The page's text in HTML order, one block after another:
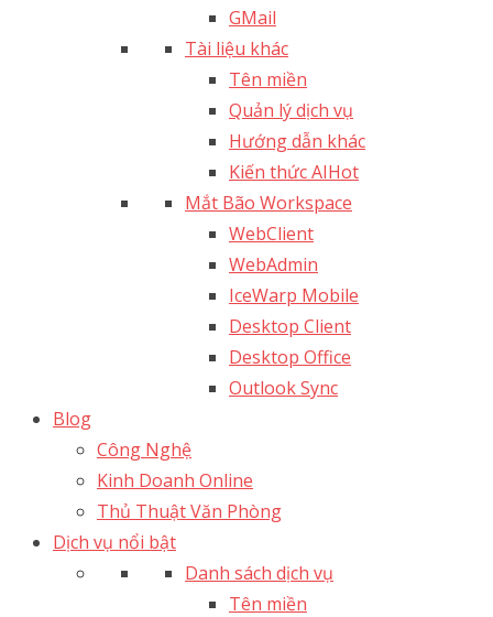
GMail
Tài liệu khác
Tên miền
Quản lý dịch vụ
Hướng dẫn khác
Kiến thức AIHot
Mắt Bão Workspace
WebClient
WebAdmin
IceWarp Mobile
Desktop Client
Desktop Office
Outlook Sync
Blog
Công Nghệ
Kinh Doanh Online
Thủ Thuật Văn Phòng
Dịch vụ nổi bật
Danh sách dịch vụ
Tên miền